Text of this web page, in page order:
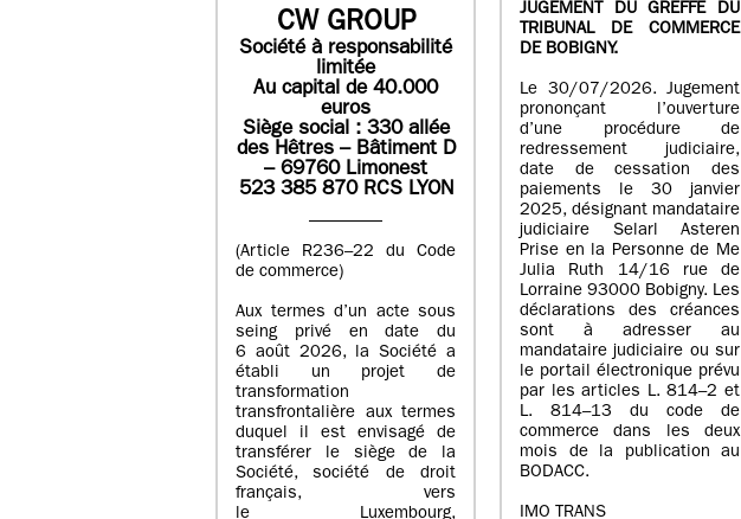
CW GROUP
Société à responsabilité
limitée
Au capital de 40.000
euros
Siège social : 330 allée
des Hêtres – Bâtiment D
– 69760 Limonest
523 385 870 RCS LYON
(Article R236–22 du Code
de commerce)
Aux termes d’un acte sous
seing privé en date du
6 août 2026, la Société a
établi un projet de
transformation
transfrontalière aux termes
duquel il est envisagé de
transférer le siège de la
Société, société de droit
français, vers
le Luxembourg,
JUGEMENT DU GREFFE DU
TRIBUNAL DE COMMERCE
DE BOBIGNY.
Le 30/07/2026. Jugement
prononçant l’ouverture
d’une procédure de
redressement judiciaire,
date de cessation des
paiements le 30 janvier
2025, désignant mandataire
judiciaire Selarl Asteren
Prise en la Personne de Me
Julia Ruth 14/16 rue de
Lorraine 93000 Bobigny. Les
déclarations des créances
sont à adresser au
mandataire judiciaire ou sur
le portail électronique prévu
par les articles L. 814–2 et
L. 814–13 du code de
commerce dans les deux
mois de la publication au
BODACC.
IMO TRANS